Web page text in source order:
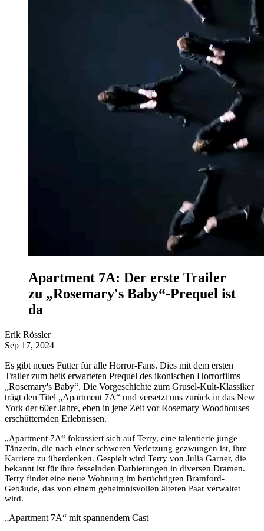
Apartment 7A: Der erste Trailer
zu „Rosemary's Baby“-Prequel ist
da
Erik Rössler
Sep 17, 2024
Es gibt neues Futter für alle Horror-Fans. Dies mit dem ersten
Trailer zum heiß erwarteten Prequel des ikonischen Horrorfilms
„Rosemary's Baby“. Die Vorgeschichte zum Grusel-Kult-Klassiker
trägt den Titel „Apartment 7A“ und versetzt uns zurück in das New
York der 60er Jahre, eben in jene Zeit vor Rosemary Woodhouses
erschütternden Erlebnissen.
„Apartment 7A“ fokussiert sich auf Terry, eine talentierte junge
Tänzerin, die nach einer schweren Verletzung gezwungen ist, ihre
Karriere zu überdenken. Gespielt wird Terry von Julia Garner, die
bekannt ist für ihre fesselnden Darbietungen in diversen Dramen.
Terry findet eine neue Wohnung im berüchtigten Bramford-
Gebäude, das von einem geheimnisvollen älteren Paar verwaltet
wird.
„Apartment 7A“ mit spannendem Cast